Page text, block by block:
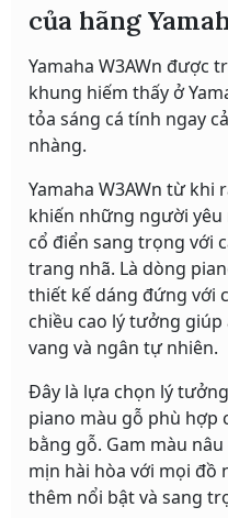
của hãng
Yamaha W3AWn được
khung hiếm thấy ở
tỏa sáng cá tính ngay
nhàng.
Yamaha W3AWn từ khi
khiến những người yêu
cổ điển sang trọng với
trang nhã. Là dòng
thiết kế dáng đứng với
chiều cao lý tưởng
vang và ngân tự nhiên.
Đây là lựa chọn lý
piano màu gỗ phù hợp
bằng gỗ. Gam màu
mịn hài hòa với mọi đồ
thêm nổi bật và sang